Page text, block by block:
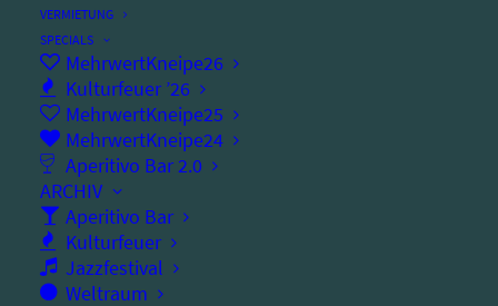
VERMIETUNG
SPECIALS
MehrwertKneipe26
Kulturfeuer ’26
MehrwertKneipe25
MehrwertKneipe24
Aperitivo Bar 2.0
ARCHIV
Aperitivo Bar
Kulturfeuer
Jazzfestival
Weltraum
Swing tanzen im alten kino
Sonntag, 18.01.2026
Ort:
Dauer: